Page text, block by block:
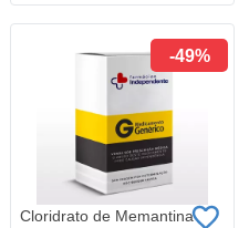
-49%
Cloridrato de Memantina